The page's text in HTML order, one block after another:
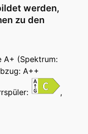
werden,
zu den
A+ (Spektrum:
A++
,